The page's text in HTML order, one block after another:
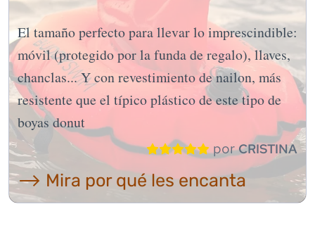
El tamaño perfecto para llevar lo imprescindible:
móvil (protegido por la funda de regalo), llaves,
chanclas... Y con revestimiento de nailon, más
resistente que el típico plástico de este tipo de
boyas donut
porCRISTINA
⟶ Mira por qué les encanta